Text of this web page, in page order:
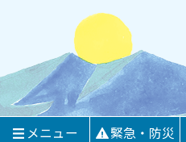
メニュー 緊急・防災